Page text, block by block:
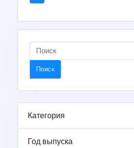
Поиск
Категория
Год выпуска